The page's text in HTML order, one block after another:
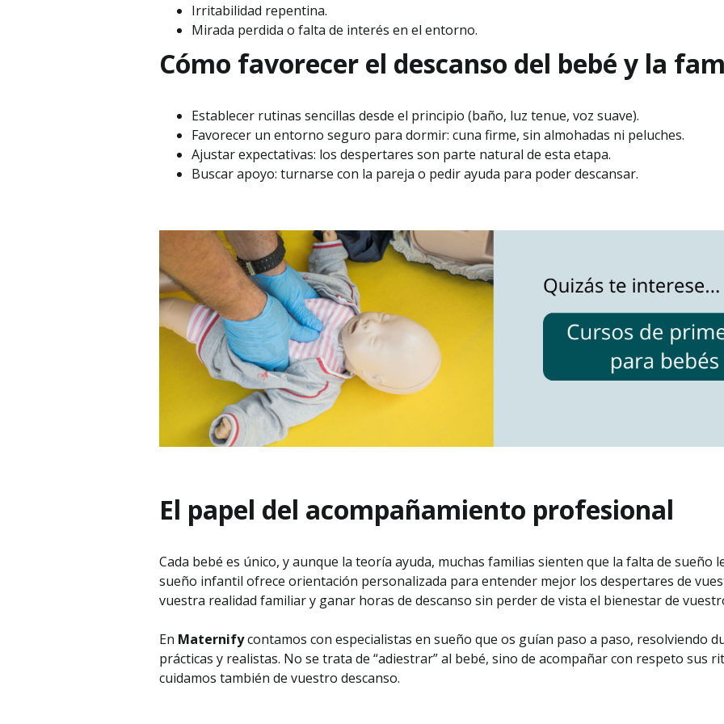
Irritabilidad repentina.
Mirada perdida o falta de interés en el entorno.
Cómo favorecer el descanso del bebé y la
Establecer rutinas sencillas desde el principio (baño, luz tenue, voz suave).
Favorecer un entorno seguro para dormir: cuna firme, sin almohadas ni peluches.
Ajustar expectativas: los despertares son parte natural de esta etapa.
Buscar apoyo: turnarse con la pareja o pedir ayuda para poder descansar.
El papel del acompañamiento profesional
Cada bebé es único, y aunque la teoría ayuda, muchas familias sienten que la falta de sueño
sueño infantil ofrece orientación personalizada para entender mejor los despertares de
vuestra realidad familiar y ganar horas de descanso sin perder de vista el bienestar de
En Maternifycontamos con especialistas en sueño que os guían paso a paso, resolviendo
prácticas y realistas. No se trata de “adiestrar” al bebé, sino de acompañar con respeto sus
cuidamos también de vuestro descanso.